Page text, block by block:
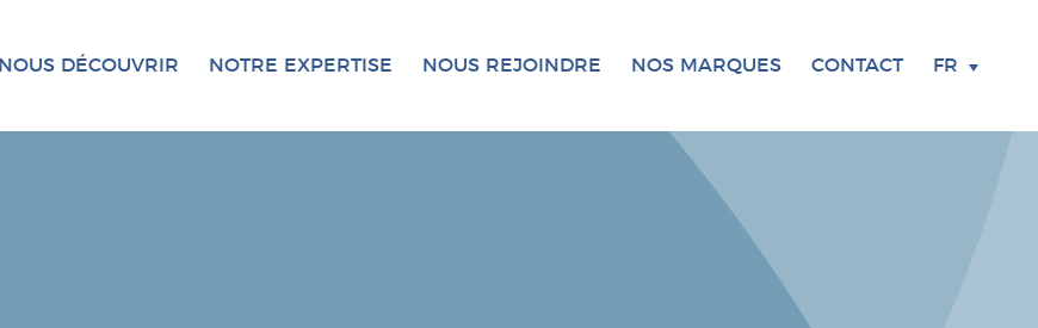
NOUS DÉCOUVRIR NOTRE EXPERTISE NOUS REJOINDRE NOS MARQUES CONTACT FR